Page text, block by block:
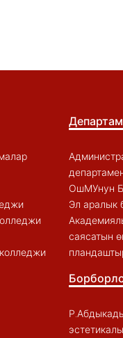
ОшМУнун
Эл аралык
саясатын